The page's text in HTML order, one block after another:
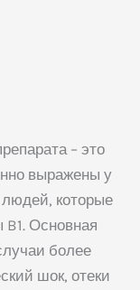
– это
выражены у
людей, которые
Основная
более
шок, отеки